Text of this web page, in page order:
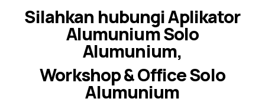
Silahkan hubungi Aplikator
Alumunium Solo
Alumunium,
Workshop & Office Solo
Alumunium